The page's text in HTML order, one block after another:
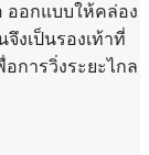
ออกแบบให้คล่อง
งเป็นรองเท้าที่
การวิ่งระยะไกล